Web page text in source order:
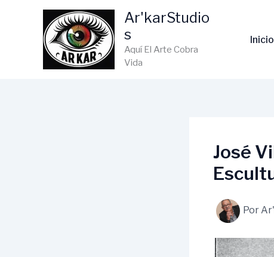
contenido
Ar'karStudio
s
Aquí El Arte Cobra
Vida
Inicio
José
Por